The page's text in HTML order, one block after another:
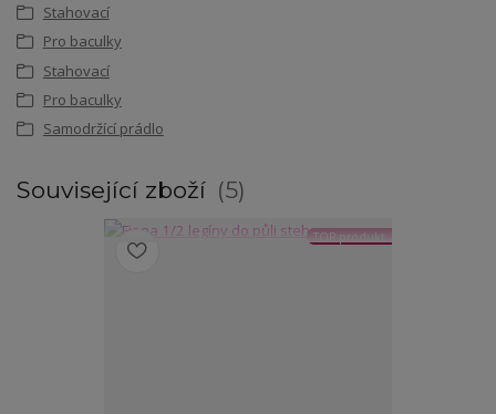
Stahovací
Pro baculky
Stahovací
Pro baculky
Samodržící prádlo
Související zboží 5
TOP produkt